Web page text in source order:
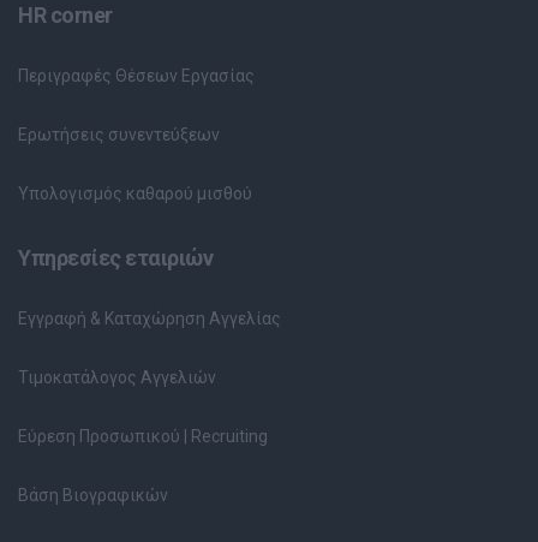
HR corner
Περιγραφές Θέσεων Εργασίας
Ερωτήσεις συνεντεύξεων
Υπολογισμός καθαρού μισθού
Υπηρεσίες εταιριών
Εγγραφή & Καταχώρηση Αγγελίας
Τιμοκατάλογος Αγγελιών
Εύρεση Προσωπικού | Recruiting
Βάση Βιογραφικών